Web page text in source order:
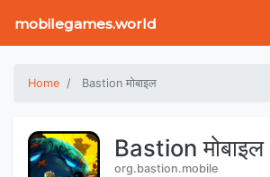
mobilegames.world
Home Bastion मोबाइल
Bastion मोबाइल
org.bastion.mobile